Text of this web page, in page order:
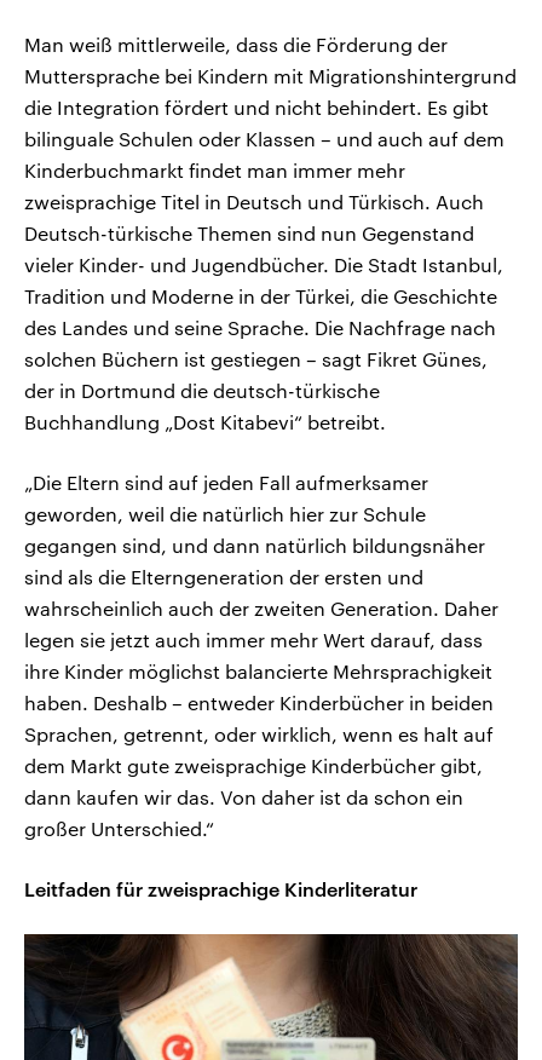
Man weiß mittlerweile, dass die Förderung der
Muttersprache bei Kindern mit Migrationshintergrund
die Integration fördert und nicht behindert. Es gibt
bilinguale Schulen oder Klassen – und auch auf dem
Kinderbuchmarkt findet man immer mehr
zweisprachige Titel in Deutsch und Türkisch. Auch
Deutsch-türkische Themen sind nun Gegenstand
vieler Kinder- und Jugendbücher. Die Stadt Istanbul,
Tradition und Moderne in der Türkei, die Geschichte
des Landes und seine Sprache. Die Nachfrage nach
solchen Büchern ist gestiegen – sagt Fikret Günes,
der in Dortmund die deutsch-türkische
Buchhandlung „Dost Kitabevi“ betreibt.
„Die Eltern sind auf jeden Fall aufmerksamer
geworden, weil die natürlich hier zur Schule
gegangen sind, und dann natürlich bildungsnäher
sind als die Elterngeneration der ersten und
wahrscheinlich auch der zweiten Generation. Daher
legen sie jetzt auch immer mehr Wert darauf, dass
ihre Kinder möglichst balancierte Mehrsprachigkeit
haben. Deshalb – entweder Kinderbücher in beiden
Sprachen, getrennt, oder wirklich, wenn es halt auf
dem Markt gute zweisprachige Kinderbücher gibt,
dann kaufen wir das. Von daher ist da schon ein
großer Unterschied.“
Leitfaden für zweisprachige Kinderliteratur